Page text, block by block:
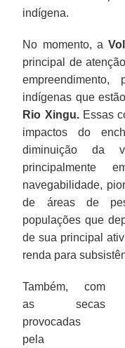
indígena.
No momento, a
principal de
indígenas que
Rio Xingu.Essas
impactos do
diminuição da
principalmente
navegabilidade,
de áreas de
populações que
de sua principal
renda para
Também, com
as secas
provocadas
pela